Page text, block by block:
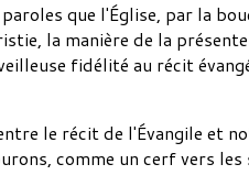
que l'Église, par la
la manière de la
fidélité au récit
le récit de l'Évangile et
comme un cerf vers les